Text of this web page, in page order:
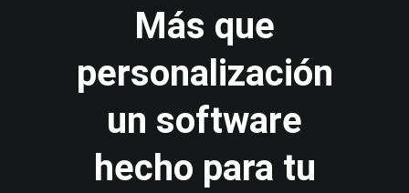
Más que
personalización
un software
hecho para tu